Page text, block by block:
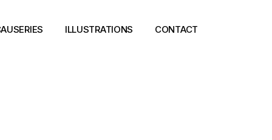
ILLUSTRATIONS CONTACT